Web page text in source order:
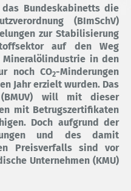
das Bundeskabinetts die
(BImSchV)
zur Stabilisierung
auf den Weg
in den
noch CO2-Minderungen
Jahr erzielt wurden. Das
(BMUV) will mit dieser
mit Betrugszertifikaten
Doch aufgrund der
und des damit
Preisverfalls sind vor
Unternehmen (KMU)